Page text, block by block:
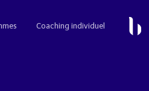
Coaching individuel